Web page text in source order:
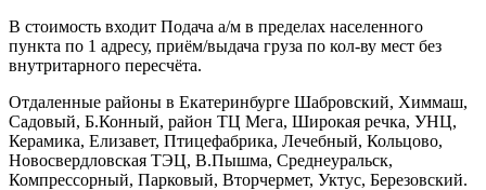
В стоимость входит Подача а/м в пределах населенного
пункта по 1 адресу, приём/выдача груза по кол-ву мест без
внутритарного пересчёта.
Отдаленные районы в Екатеринбурге Шабровский, Химмаш,
Садовый, Б.Конный, район ТЦ Мега, Широкая речка, УНЦ,
Керамика, Елизавет, Птицефабрика, Лечебный, Кольцово,
Новосвердловская ТЭЦ, В.Пышма, Среднеуральск,
Компрессорный, Парковый, Вторчермет, Уктус, Березовский.